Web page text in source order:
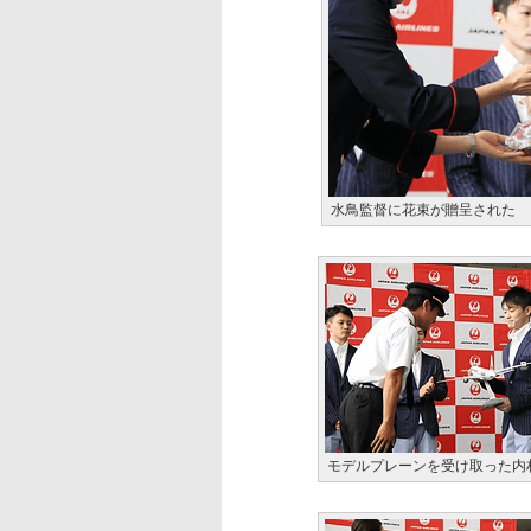
水鳥監督に花束が贈呈された
モデルプレーンを受け取った内